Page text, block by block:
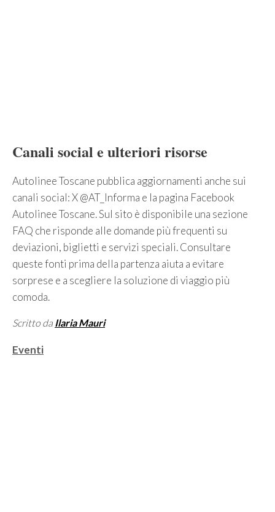
Canali social e ulteriori risorse
Autolinee Toscane pubblica aggiornamenti anche sui
canali social: X @AT_Informa e la pagina Facebook
Autolinee Toscane. Sul sito è disponibile una sezione
FAQ che risponde alle domande più frequenti su
deviazioni, biglietti e servizi speciali. Consultare
queste fonti prima della partenza aiuta a evitare
sorprese e a scegliere la soluzione di viaggio più
comoda.
Scritto da Ilaria Mauri
Categorie
Eventi